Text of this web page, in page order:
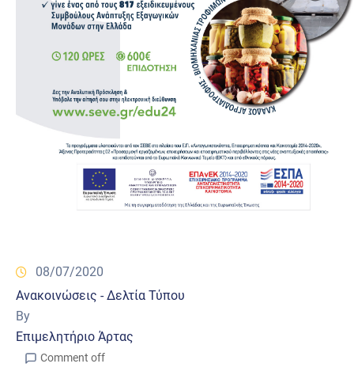
08/07/2020
Ανακοινώσεις - Δελτία Τύπου
By
Επιμελητήριο Άρτας
Comment off